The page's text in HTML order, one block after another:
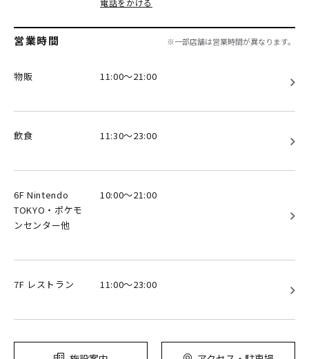
電話をかける
営業時間 ※一部店舗は営業時間が異なります。
物販 11:00～21:00
飲食 11:30～23:00
6F Nintendo
TOKYO・ポケモ
ンセンター他
10:00～21:00
7F レストラン 11:00～23:00